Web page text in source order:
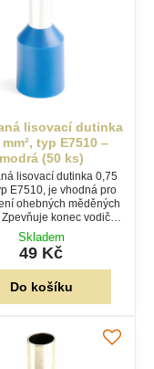
lisovací dutinka
typ E7510 –
modrá (50 ks)
lisovací dutinka 0,75
E7510, je vhodná pro
ohebných měděných
konec vodiče,
připojení do
svorek a vytváří
elektrický spoj. Balení
50 ks.
Skladem
49 Kč
Do košíku